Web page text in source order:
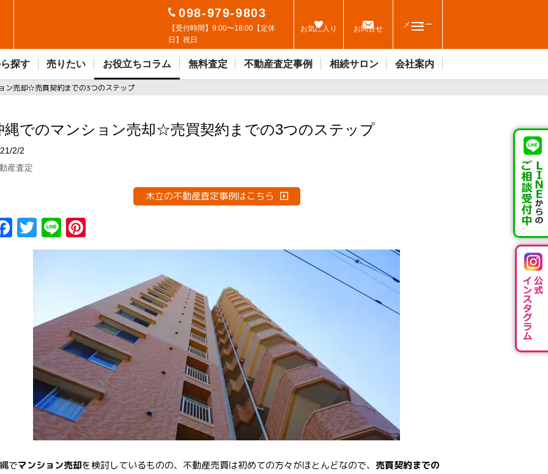
098-979-9803
【受付時間】9:00〜18:00【定休
日】祝日
お気に入り お問合せ メニュー
探す 売りたい お役立ちコラム 無料査定 不動産査定事例 相続サロン 会社案内
ン売却☆売買契約までの3つのステップ
縄でのマンション売却☆売買契約までの3つのステップ
2/2
産査定
木立の不動産査定事例はこちら
F T
w
Li
n n
e
st
でマンション売却を検討しているものの、不動産売買は初めての方々がほとんどなので、 売買契約までの